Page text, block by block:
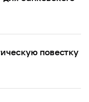
повестку